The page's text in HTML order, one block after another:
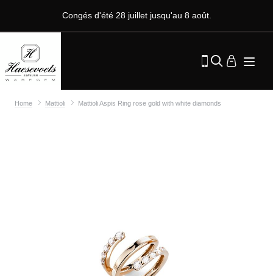
Congés d'été 28 juillet jusqu'au 8 août.
Home Mattioli Mattioli Aspis Ring rose gold with white diamonds